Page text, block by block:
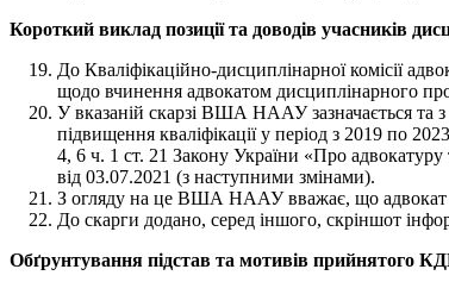
Короткий виклад позиції та доводів учасників
До Кваліфікаційно-дисциплінарної комісії
щодо вчинення адвокатом дисциплінарного
У вказаній скарзі ВША НААУ зазначається та з
підвищення кваліфікації у період з 2019 по
4, 6 ч. 1 ст. 21 Закону України «Про адвокатуру
від 03.07.2021 (з наступними змінами).
З огляду на це ВША НААУ вважає, що адвокат
До скарги додано, серед іншого, скріншот
Обґрунтування підстав та мотивів прийнятого